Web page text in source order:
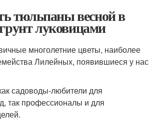
тюльпаны весной в
луковицами
многолетние цветы, наиболее
Лилейных, появившиеся у нас
садоводы-любители для
так профессионалы и для